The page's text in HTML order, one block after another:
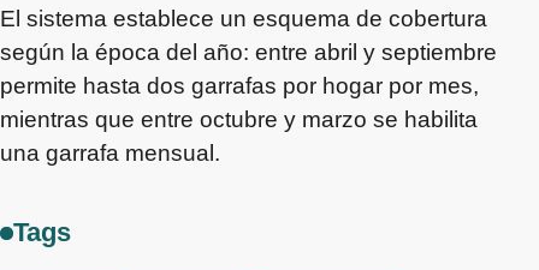
El sistema establece un esquema de cobertura
según la época del año: entre abril y septiembre
permite hasta dos garrafas por hogar por mes,
mientras que entre octubre y marzo se habilita
una garrafa mensual.
Tags